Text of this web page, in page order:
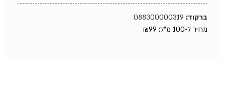
ברקוד:088300000319
מחיר ל-100 מ"ל:
₪99